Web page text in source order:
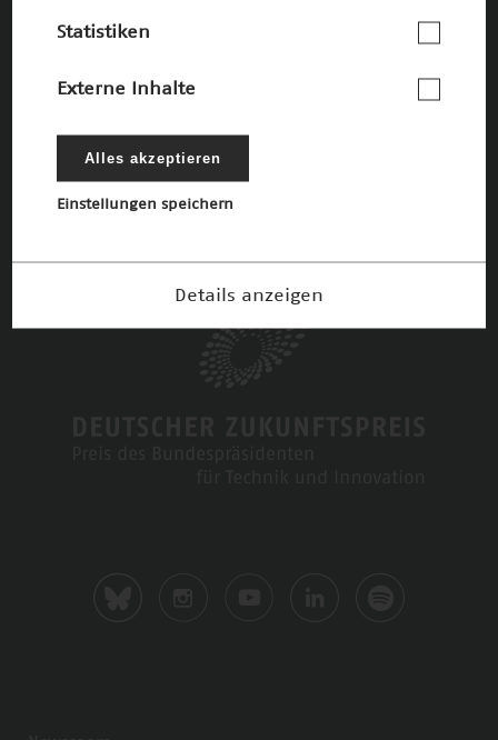
Diese Unternehmen und Stiftungen
die damit verbundenen Ziele
Die Förderer
Statistiken
Externe Inhalte
Alles akzeptieren
Einstellungen speichern
Details anzeigen